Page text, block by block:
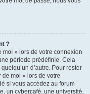
?
moi » lors de votre connexion
période prédéfinie. Cela
d’autre. Pour rester
moi » lors de votre
si vous accédez au forum
un cybercafé, une université,